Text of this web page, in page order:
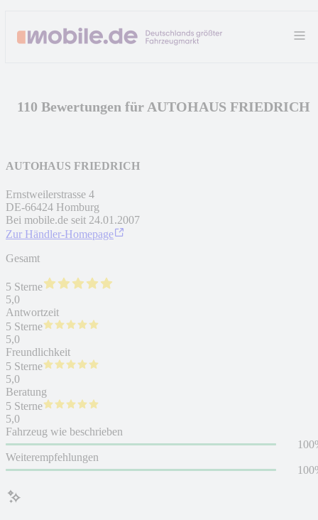
110 Bewertungen für AUTOHAUS FRIEDRICH
AUTOHAUS FRIEDRICH
Ernstweilerstrasse 4
DE-66424 Homburg
Bei mobile.de seit 24.01.2007
Zur Händler-Homepage
Gesamt
5 Sterne
5,0
Antwortzeit
5 Sterne
5,0
Freundlichkeit
5 Sterne
5,0
Beratung
5 Sterne
5,0
Fahrzeug wie beschrieben
Weiterempfehlungen